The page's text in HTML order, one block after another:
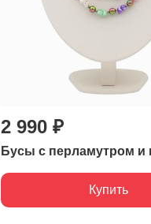
2 990 ₽
Бусы с перламутром и
Купить